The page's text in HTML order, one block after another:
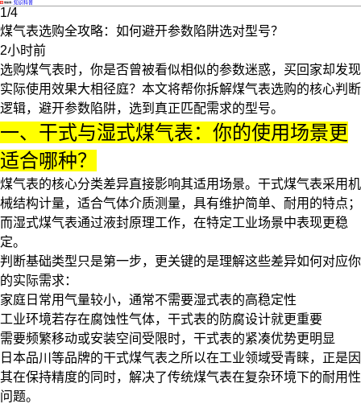
·知识科普
1/4
煤气表选购全攻略：如何避开参数陷阱选对型号？
2小时前
选购煤气表时，你是否曾被看似相似的参数迷惑，买回家却发现
实际使用效果大相径庭？本文将帮你拆解煤气表选购的核心判断
逻辑，避开参数陷阱，选到真正匹配需求的型号。
一、干式与湿式煤气表：你的使用场景更
适合哪种？
煤气表的核心分类差异直接影响其适用场景。 干式煤气表采用机
械结构计量，适合气体介质测量，具有维护简单、耐用的特点；
而湿式煤气表通过液封原理工作，在特定工业场景中表现更稳
定。
判断基础类型只是第一步，更关键的是理解这些差异如何对应你
的实际需求：
家庭日常用气量较小，通常不需要湿式表的高稳定性
工业环境若存在腐蚀性气体，干式表的防腐设计就更重要
需要频繁移动或安装空间受限时，干式表的紧凑优势更明显
日本品川等品牌的干式煤气表之所以在工业领域受青睐，正是因
其在保持精度的同时，解决了传统煤气表在复杂环境下的耐用性
问题。